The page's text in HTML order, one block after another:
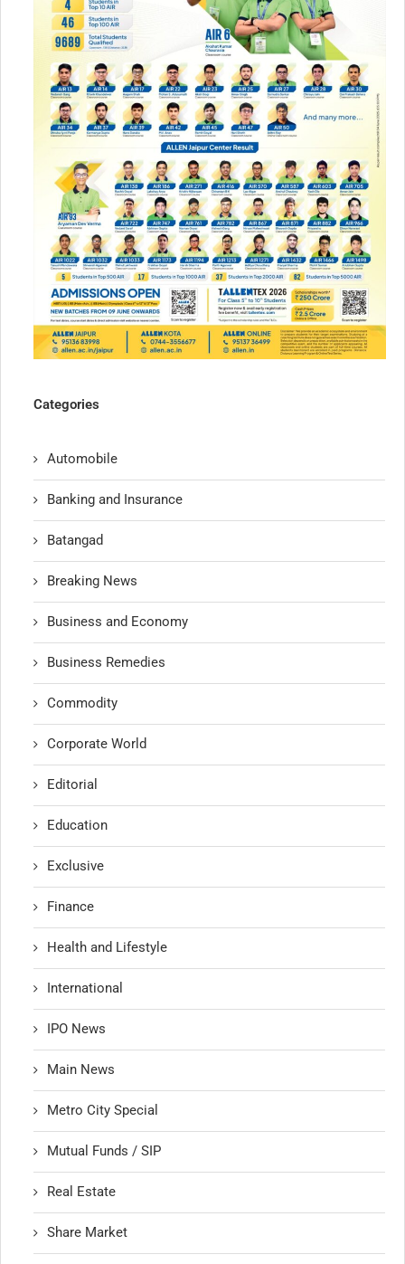
Categories
Automobile
Banking and Insurance
Batangad
Breaking News
Business and Economy
Business Remedies
Commodity
Corporate World
Editorial
Education
Exclusive
Finance
Health and Lifestyle
International
IPO News
Main News
Metro City Special
Mutual Funds / SIP
Real Estate
Share Market